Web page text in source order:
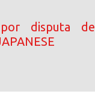
disputa de